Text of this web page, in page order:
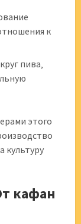
к
пива‚
этого
культуру
кафан